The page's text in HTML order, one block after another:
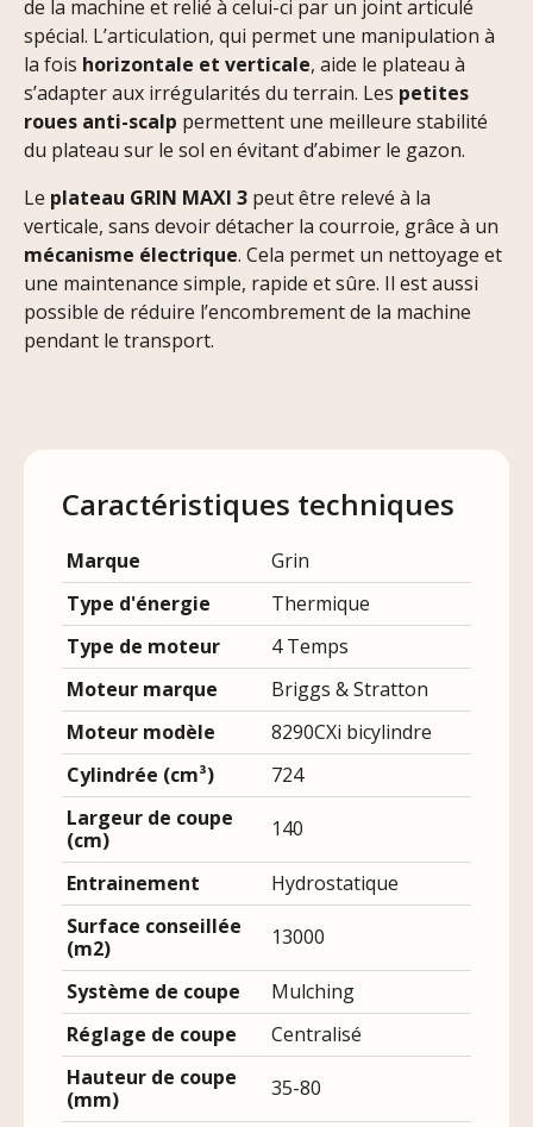
de la machine et relié à celui-ci par un joint articulé
spécial. L’articulation, qui permet une manipulation à
la fois horizontale et verticale, aide le plateau à
s’adapter aux irrégularités du terrain. Les petites
roues anti-scalp permettent une meilleure stabilité
du plateau sur le sol en évitant d’abimer le gazon.
Le plateau GRIN MAXI 3 peut être relevé à la
verticale, sans devoir détacher la courroie, grâce à un
mécanisme électrique. Cela permet un nettoyage et
une maintenance simple, rapide et sûre. Il est aussi
possible de réduire l’encombrement de la machine
pendant le transport.
Caractéristiques techniques
Marque
Grin
Type d'énergie
Thermique
Type de moteur
4 Temps
Moteur marque
Briggs & Stratton
Moteur modèle
8290CXi bicylindre
Cylindrée (cm³)
724
Largeur de coupe
(cm)
140
Entrainement
Hydrostatique
Surface conseillée
(m2)
13000
Système de coupe
Mulching
Réglage de coupe
Centralisé
Hauteur de coupe
(mm)
35-80